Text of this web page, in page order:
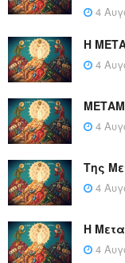
4
Η
4
4
Της
4
Η
4